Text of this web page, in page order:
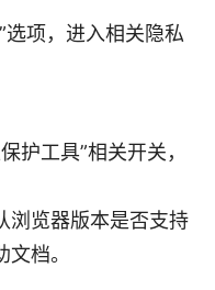
选项，进入相关隐私
护工具”相关开关，
浏览器版本是否支持
档。